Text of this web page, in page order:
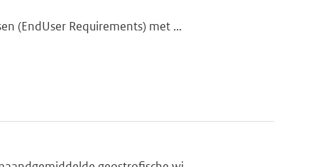
(EndUser Requirements) met ...